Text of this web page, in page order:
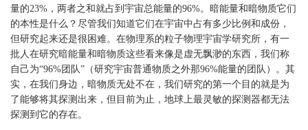
量的23%，两者之和就占到宇宙总能量的96%。暗能量和暗物质它们
的本性是什么？尽管我们知道它们在宇宙中占有多少比例和成份，
但研究起来还是很困难。在物理系的粒子物理宇宙学研究所，有一
批人在研究暗能量和暗物质这些看来像是虚无飘渺的东西，我们称
自己为“96%团队”（研究宇宙普通物质之外那96%能量的团队）。其
实，在我们身边，暗物质无处不在，我们研究的第一个目的就是为
了能够将其探测出来，但目前为止，地球上最灵敏的探测器都无法
探测到它的存在。